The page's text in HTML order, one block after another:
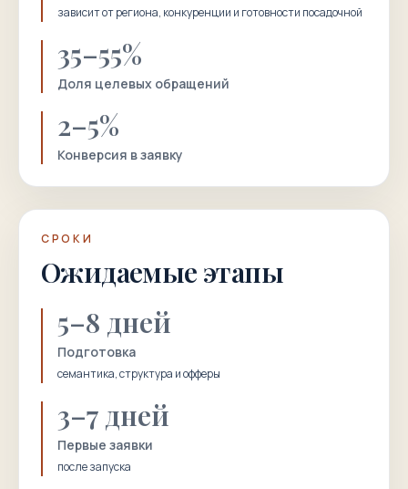
зависит от региона, конкуренции и готовности посадочной
35–55%
Доля целевых обращений
2–5%
Конверсия в заявку
СРОКИ
Ожидаемые этапы
5–8 дней
Подготовка
семантика, структура и офферы
3–7 дней
Первые заявки
после запуска